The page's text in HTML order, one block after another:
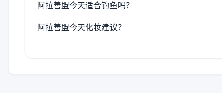
阿拉善盟今天适合钓鱼吗？
阿拉善盟今天化妆建议？